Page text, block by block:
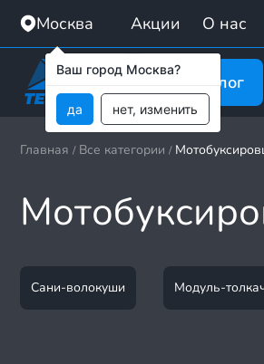
Москва Акции О нас
Каталог
Главная / Все категории /
Сани-волокуши Модуль-
Ваш город Москва?
да нет, изменить